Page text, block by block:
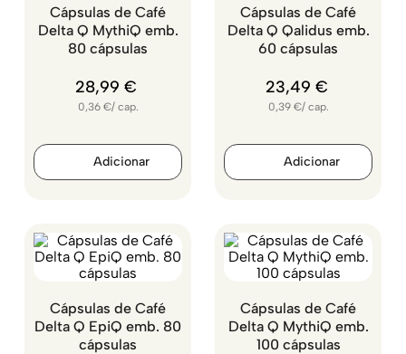
Cápsulas de Café
Delta Q MythiQ emb.
80 cápsulas
28,99 €
0,36 €/ cap.
Cápsulas de Café
Delta Q Qalidus emb.
60 cápsulas
23,49 €
0,39 €/ cap.
Cápsulas de Café
Delta Q EpiQ emb. 80
cápsulas
Cápsulas de Café
Delta Q MythiQ emb.
100 cápsulas